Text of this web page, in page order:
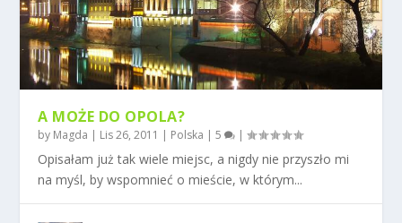
A MOŻE DO OPOLA?
by Magda Lis 26, 2011 Polska |5 |
Opisałam już tak wiele miejsc, a nigdy nie przyszło mi
na myśl, by wspomnieć o mieście, w którym...